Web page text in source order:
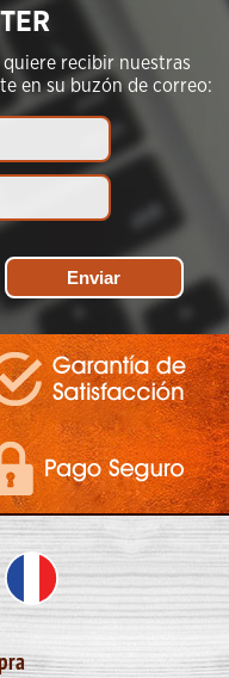
recibir nuestras
en su buzón de correo: